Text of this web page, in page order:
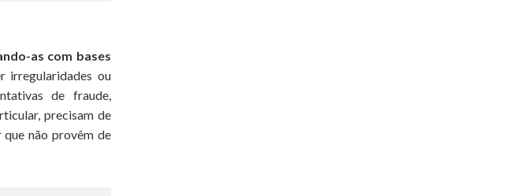
as com bases
irregularidades ou
de fraude,
precisam de
não provêm de